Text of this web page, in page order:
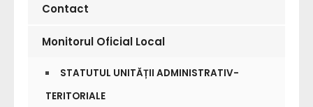
Contact
Monitorul Oficial Local
STATUTUL UNITĂȚII ADMINISTRATIV-
TERITORIALE